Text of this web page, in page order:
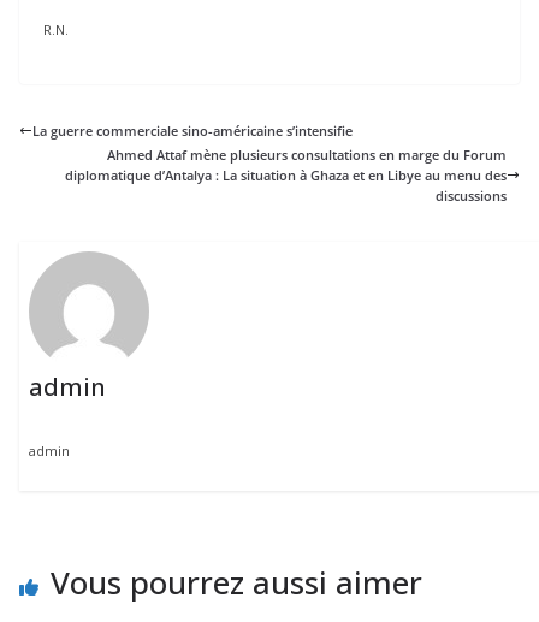
R.N.
La guerre commerciale sino-américaine s’intensifie
Ahmed Attaf mène plusieurs consultations en marge du Forum
diplomatique d’Antalya : La situation à Ghaza et en Libye au menu des
discussions
admin
admin
Vous pourrez aussi aimer